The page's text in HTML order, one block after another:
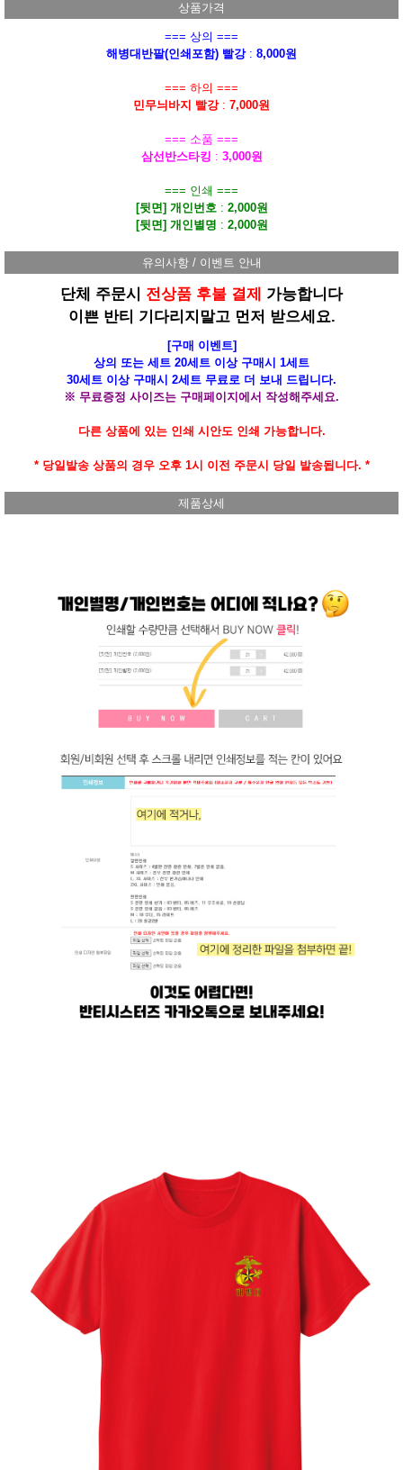
상품가격
=== 상의 ===
해병대반팔(인쇄포함) 빨강: 8,000원
=== 하의 ===
민무늬바지 빨강: 7,000원
=== 소품 ===
삼선반스타킹 : 3,000원
=== 인쇄 ===
[뒷면] 개인번호: 2,000원
[뒷면] 개인별명 : 2,000원
유의사항 / 이벤트 안내
단체 주문시 전상품 후불 결제
가능합니다
이쁜 반티 기다리지말고 먼저 받으세요.
[구매 이벤트]
상의 또는 세트 20세트 이상 구매시 1세트
30세트 이상 구매시 2세트 무료로 더 보내 드립니다.
※ 무료증정 사이즈는 구매페이지에서 작성해주세요.
다른 상품에 있는 인쇄 시안도 인쇄 가능합니다.
* 당일발송 상품의 경우 오후 1시 이전 주문시 당일 발송됩니다. *
제품상세